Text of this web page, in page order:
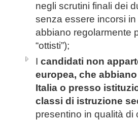
negli scrutini finali dei
senza essere incorsi
abbiano regolarmente
“ottisti”);
I candidati non
europea, che
Italia o presso
classi di istruzione
presentino in qualità di